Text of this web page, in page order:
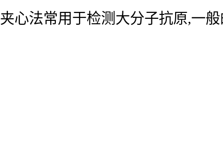
夹心法常用于检测大分子抗原,一